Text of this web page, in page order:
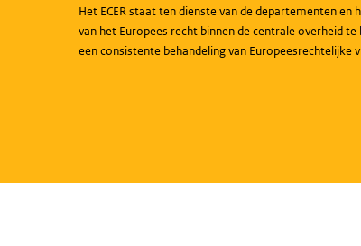
Het ECER staat ten dienste van de departementen
van het Europees recht binnen de centrale overheid
een consistente behandeling van Europeesrechtelijke